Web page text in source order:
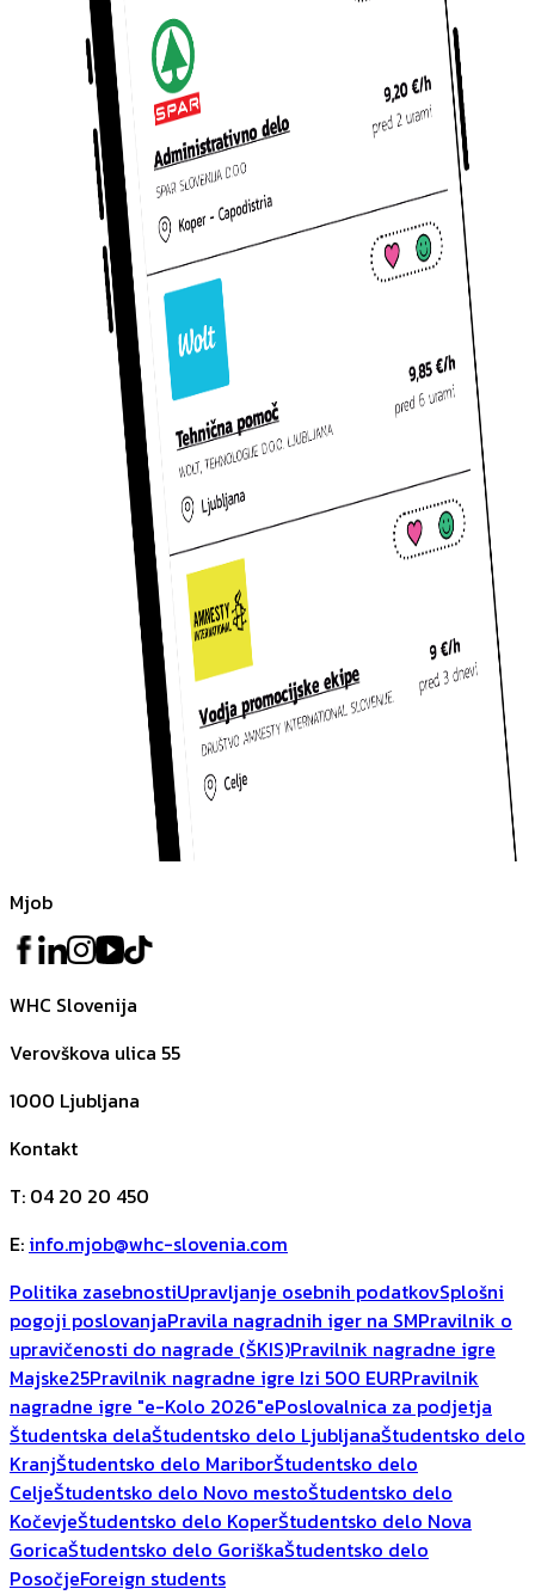
Mjob
WHC Slovenija
Verovškova ulica 55
1000 Ljubljana
Kontakt
T: 04 20 20 450
E: info.mjob@whc-slovenia.com
Politika zasebnostiUpravljanje osebnih podatkovSplošni
pogoji poslovanjaPravila nagradnih iger na SMPravilnik o
upravičenosti do nagrade (ŠKIS)Pravilnik nagradne igre
Majske25Pravilnik nagradne igre Izi 500 EURPravilnik
nagradne igre "e-Kolo 2026"ePoslovalnica za podjetja
Študentska delaŠtudentsko delo LjubljanaŠtudentsko delo
KranjŠtudentsko delo MariborŠtudentsko delo
CeljeŠtudentsko delo Novo mestoŠtudentsko delo
KočevjeŠtudentsko delo KoperŠtudentsko delo Nova
GoricaŠtudentsko delo GoriškaŠtudentsko delo
PosočjeForeign students